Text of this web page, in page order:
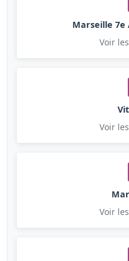
Marseille
Voir
Voir
Voir